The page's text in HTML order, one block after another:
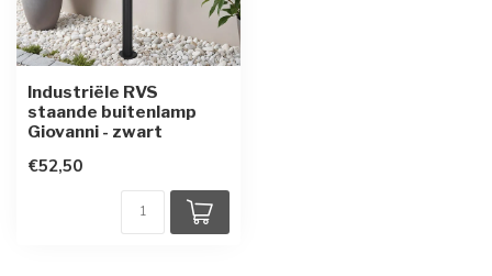
Industriële RVS
staande buitenlamp
Giovanni - zwart
€52,50